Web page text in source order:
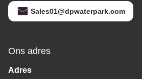
Sales01@dpwaterpark.com
Ons adres
Adres